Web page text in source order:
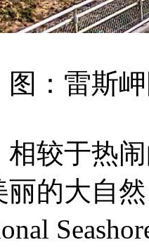
雷斯岬
于热闹
丽的大自